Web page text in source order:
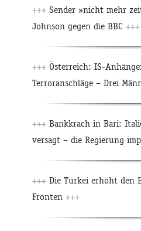
+++ Sender »nicht mehr
Johnson gegen die BBC +++
+++ Österreich: IS-
Terroranschläge – Drei
+++ Bankkrach in Bari:
versagt – die Regierung
+++ Die Türkei erhöht den
Fronten +++